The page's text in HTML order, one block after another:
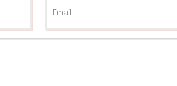
Email